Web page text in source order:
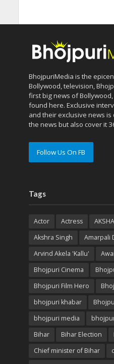
BhojpuriMedia is the
Bollywood, television,
first big news of
found here. Exclusive
and their exclusive news is
the news but also cover it
Follow Us On FB
Tags
Actor Actress
Akshra Singh
Amarpali
Arvind Akela 'Kallu'
Bhojpuri Cinema
Bhojpuri Film Hero
bhojpuri khabar
bhojpuri media
Bihar
Bihar Election
Chief minister of Bihar